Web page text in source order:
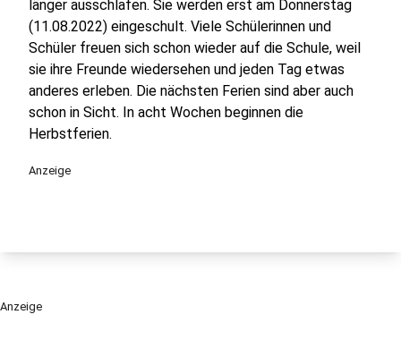
länger ausschlafen. Sie werden erst am Donnerstag
(11.08.2022) eingeschult. Viele Schülerinnen und
Schüler freuen sich schon wieder auf die Schule, weil
sie ihre Freunde wiedersehen und jeden Tag etwas
anderes erleben. Die nächsten Ferien sind aber auch
schon in Sicht. In acht Wochen beginnen die
Herbstferien.
Anzeige
Anzeige